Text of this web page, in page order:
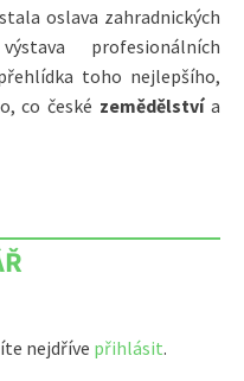
oslava zahradnických
profesionálních
toho nejlepšího,
co české zemědělstvía
nejdříve přihlásit.